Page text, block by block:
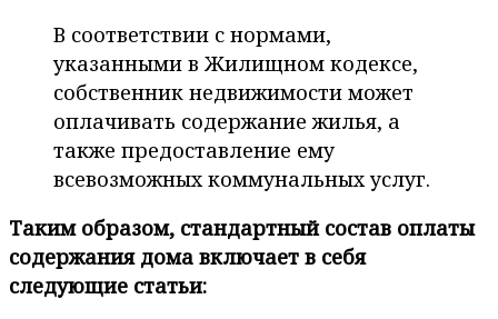
В соответствии с нормами,
указанными в Жилищном кодексе,
собственник недвижимости может
оплачивать содержание жилья, а
также предоставление ему
всевозможных коммунальных услуг.
Таким образом, стандартный состав оплаты
содержания дома включает в себя
следующие статьи: